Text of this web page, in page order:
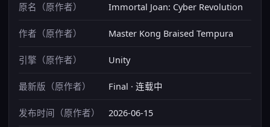
原名（原作者） Immortal Joan: Cyber Revolution
作者（原作者） Master Kong Braised Tempura
引擎（原作者） Unity
最新版（原作者） Final · 连载中
发布时间（原作者） 2026-06-15